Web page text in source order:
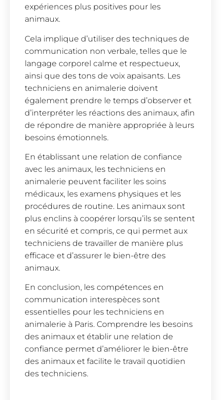
expériences plus positives pour les
animaux.
Cela implique d’utiliser des techniques de
communication non verbale, telles que le
langage corporel calme et respectueux,
ainsi que des tons de voix apaisants. Les
techniciens en animalerie doivent
également prendre le temps d’observer et
d’interpréter les réactions des animaux, afin
de répondre de manière appropriée à leurs
besoins émotionnels.
En établissant une relation de confiance
avec les animaux, les techniciens en
animalerie peuvent faciliter les soins
médicaux, les examens physiques et les
procédures de routine. Les animaux sont
plus enclins à coopérer lorsqu’ils se sentent
en sécurité et compris, ce qui permet aux
techniciens de travailler de manière plus
efficace et d’assurer le bien-être des
animaux.
En conclusion, les compétences en
communication interespèces sont
essentielles pour les techniciens en
animalerie à Paris. Comprendre les besoins
des animaux et établir une relation de
confiance permet d’améliorer le bien-être
des animaux et facilite le travail quotidien
des techniciens.